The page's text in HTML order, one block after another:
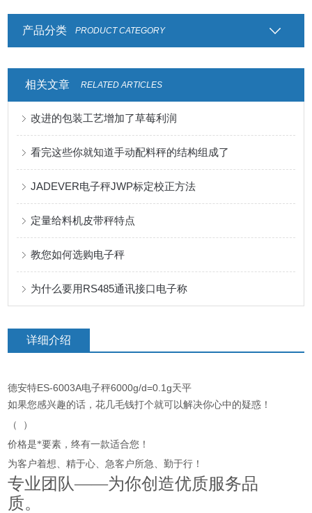
产品分类 PRODUCT CATEGORY
相关文章 RELATED ARTICLES
改进的包装工艺增加了草莓利润
看完这些你就知道手动配料秤的结构组成了
JADEVER电子秤JWP标定校正方法
定量给料机皮带秤特点
教您如何选购电子秤
为什么要用RS485通讯接口电子称
详细介绍
德安特ES-6003A电子秤6000g/d=0.1g天平
如果您感兴趣的话，花几毛钱打个就可以解决你心中的疑惑！
（
）
价格是*要素，终有一款适合您！
为客户着想、精于心、急客户所急、勤于行！
专业团队——为你创造优质服务品
质。